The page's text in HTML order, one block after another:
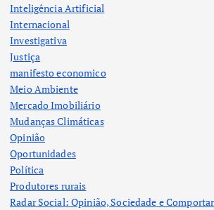
Inteligência Artificial
Internacional
Investigativa
Justiça
manifesto economico
Meio Ambiente
Mercado Imobiliário
Mudanças Climáticas
Opinião
Oportunidades
Política
Produtores rurais
Radar Social: Opinião, Sociedade e